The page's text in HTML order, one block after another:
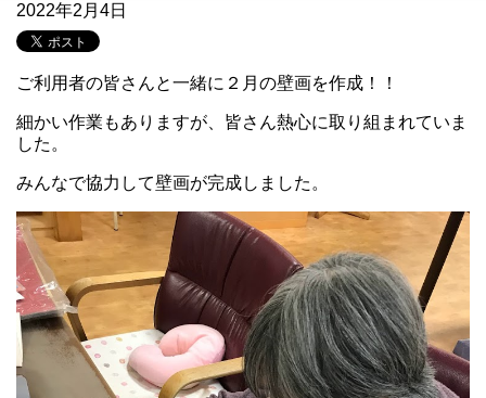
2022年2月4日
ご利用者の皆さんと一緒に２月の壁画を作成！！
細かい作業もありますが、皆さん熱心に取り組まれていま
した。
みんなで協力して壁画が完成しました。